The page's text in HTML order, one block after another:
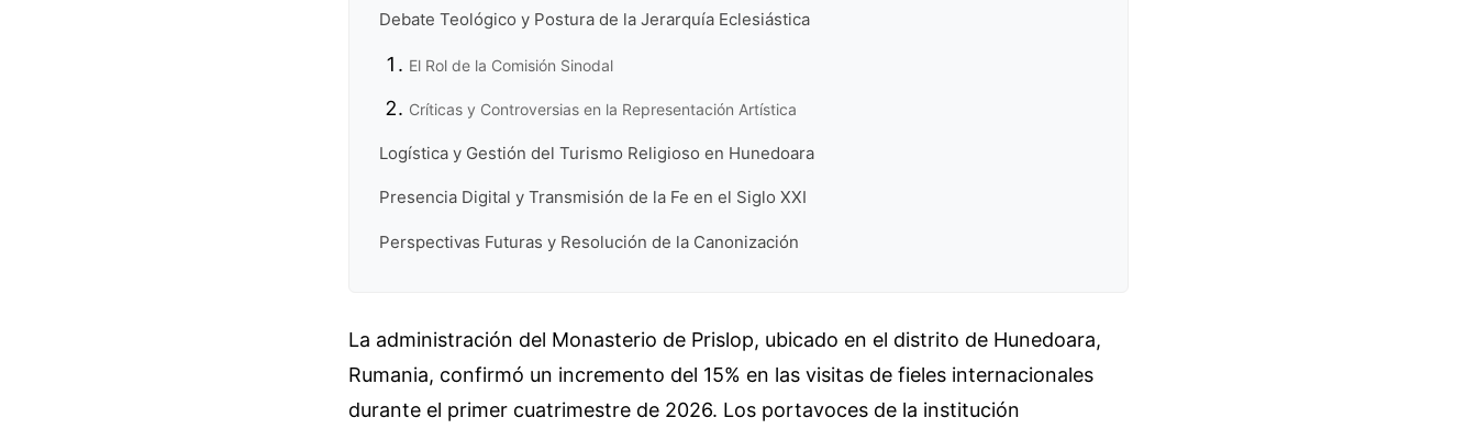
Debate Teológico y Postura de la Jerarquía Eclesiástica
El Rol de la Comisión Sinodal
Críticas y Controversias en la Representación Artística
Logística y Gestión del Turismo Religioso en Hunedoara
Presencia Digital y Transmisión de la Fe en el Siglo XXI
Perspectivas Futuras y Resolución de la Canonización
La administración del Monasterio de Prislop, ubicado en el distrito de Hunedoara,
Rumania, confirmó un incremento del 15% en las visitas de fieles internacionales
durante el primer cuatrimestre de 2026. Los portavoces de la institución